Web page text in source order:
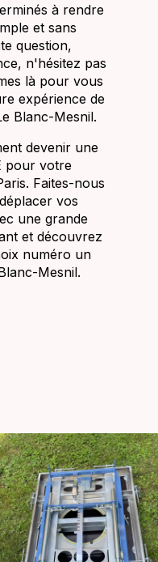
à rendre
et sans
question,
n'hésitez pas
là pour vous
expérience de
Blanc-Mesnil.
devenir une
pour votre
Faites-nous
vos
une grande
et découvrez
numéro un
Mesnil.